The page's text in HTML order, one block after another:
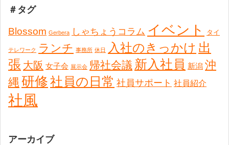
＃タグ
Blossom Gerbera しゃちょうコラム イベント タイ
テレワーク ランチ 事務所 休日 入社のきっかけ 出
張 大阪 女子会 展示会 帰社会議 新入社員 新潟 沖
縄 研修社員の日常 社員サポート 社員紹介
社風
アーカイブ